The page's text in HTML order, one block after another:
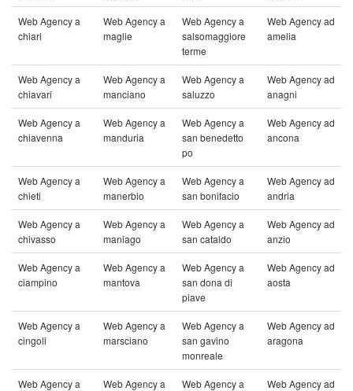
Web Agency a
chiari
Web Agency a
maglie
Web Agency a
salsomaggiore
terme
Web Agency ad
amelia
Web Agency a
chiavari
Web Agency a
manciano
Web Agency a
saluzzo
Web Agency ad
anagni
Web Agency a
chiavenna
Web Agency a
manduria
Web Agency a
san benedetto
po
Web Agency ad
ancona
Web Agency a
chieti
Web Agency a
manerbio
Web Agency a
san bonifacio
Web Agency ad
andria
Web Agency a
chivasso
Web Agency a
maniago
Web Agency a
san cataldo
Web Agency ad
anzio
Web Agency a
ciampino
Web Agency a
mantova
Web Agency a
san dona di
piave
Web Agency ad
aosta
Web Agency a
cingoli
Web Agency a
marsciano
Web Agency a
san gavino
monreale
Web Agency ad
aragona
Web Agency a
Web Agency a
Web Agency a
Web Agency ad